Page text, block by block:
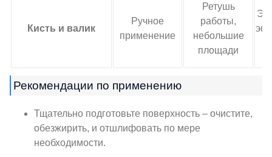
Кисть и валик
Ручное
применение
Ретушь
работы,
небольшие
площади
Рекомендации по применению
Тщательно подготовьте поверхность – очистите,
обезжирить, и отшлифовать по мере
необходимости.